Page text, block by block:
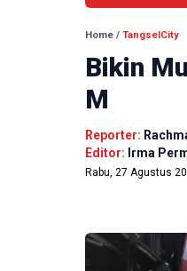
Home / TangselCity
Bikin
M
Reporter:
Editor: Irma
Rabu, 27 Agustus